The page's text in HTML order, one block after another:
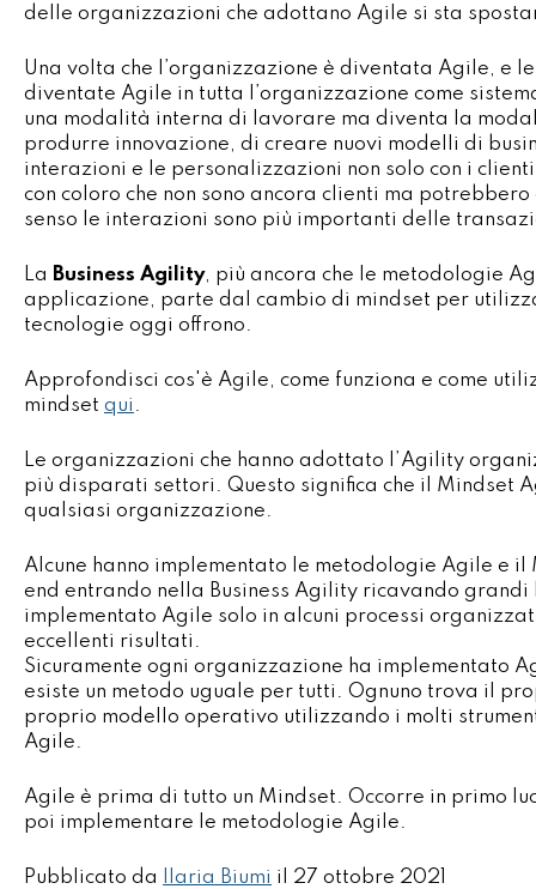
delle organizzazioni che adottano Agile si sta
Una volta che l’organizzazione è diventata Agile, e
diventate Agile in tutta l’organizzazione come
una modalità interna di lavorare ma diventa la
produrre innovazione, di creare nuovi modelli di
interazioni e le personalizzazioni non solo con i
con coloro che non sono ancora clienti ma
senso le interazioni sono più importanti delle
La Business Agility, più ancora che le metodologie
applicazione, parte dal cambio di mindset per
tecnologie oggi offrono.
Approfondisci cos'è Agile, come funziona e come
mindset qui .
Le organizzazioni che hanno adottato l’Agility
più disparati settori. Questo significa che il Mindset
qualsiasi organizzazione.
Alcune hanno implementato le metodologie Agile e il
end entrando nella Business Agility ricavando grandi
implementato Agile solo in alcuni processi
eccellenti risultati.
Sicuramente ogni organizzazione ha implementato
esiste un metodo uguale per tutti. Ognuno trova il
proprio modello operativo utilizzando i molti
Agile.
Agile è prima di tutto un Mindset. Occorre in primo
poi implementare le metodologie Agile.
Pubblicato da Ilaria Biumi il 27 ottobre 2021